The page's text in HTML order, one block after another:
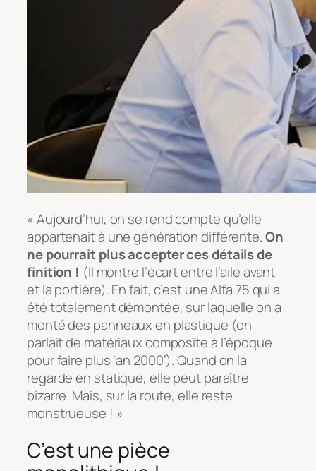
« Aujourd’hui, on se rend compte qu’elle
appartenait à une génération différente.On
ne pourrait plus accepter ces détails de
finition ! (Il montre l’écart entre l’aile avant
et la portière). En fait, c’est une Alfa 75 qui a
été totalement démontée, sur laquelle on a
monté des panneaux en plastique (on
parlait de matériaux composite à l’époque
pour faire plus ‘an 2000’). Quand on la
regarde en statique, elle peut paraître
bizarre. Mais, sur la route, elle reste
monstrueuse ! »
C’est une pièce